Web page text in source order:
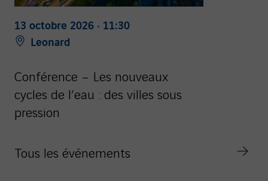
13 octobre 2026 · 11:30
Leonard
Conférence – Les nouveaux
cycles de l’eau : des villes sous
pression
Tous les événements